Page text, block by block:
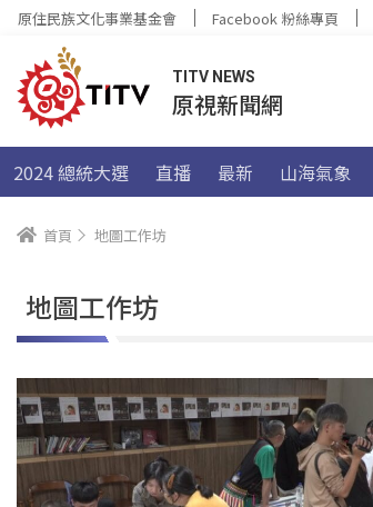
原住民族文化事業基金會 Facebook 粉絲專頁
TITV NEWS
原視新聞網
2024 總統大選 直播 最新 山海氣象
首頁 地圖工作坊
地圖工作坊